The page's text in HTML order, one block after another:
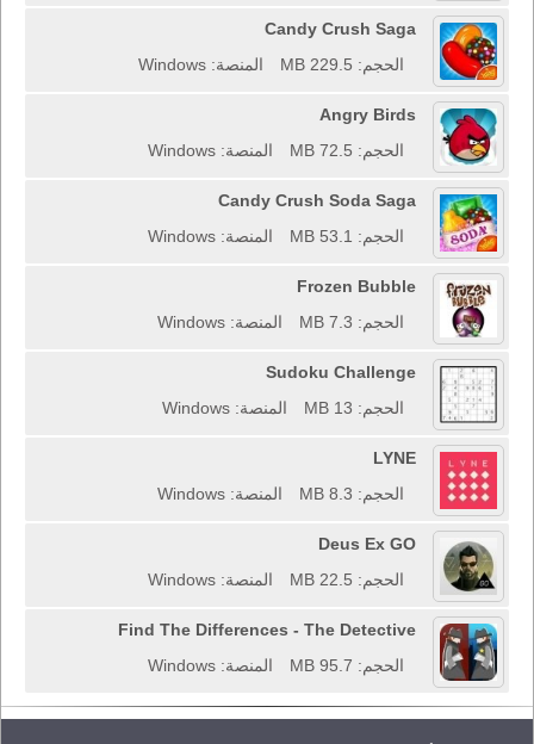
Candy Crush Saga
الحجم: 229.5 MB
المنصة: Windows
Angry Birds
الحجم: 72.5 MB
المنصة: Windows
Candy Crush Soda Saga
الحجم: 53.1 MB
المنصة: Windows
Frozen Bubble
الحجم: 7.3 MB
المنصة: Windows
Sudoku Challenge
الحجم: 13 MB
المنصة: Windows
LYNE
الحجم: 8.3 MB
المنصة: Windows
Deus Ex GO
الحجم: 22.5 MB
المنصة: Windows
Find The Differences - The Detective
الحجم: 95.7 MB
المنصة: Windows